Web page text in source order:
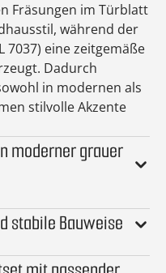
Fräsungen im Türblatt
während der
7037) eine zeitgemäße
Dadurch
in modernen als
stilvolle Akzente
moderner grauer
stabile Bauweise